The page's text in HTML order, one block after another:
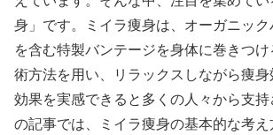
身」です。ミイラ痩身は、オーガニッ
を含む特製バンテージを身体に巻きつ
術方法を用い、リラックスしながら痩
効果を実感できると多くの人々から支持
の記事では、ミイラ痩身の基本的な考